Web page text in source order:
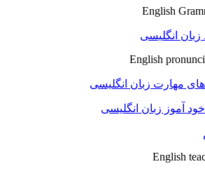
English
انگلیسی
English
مهارت زبان انگلیسی
آموز زبان انگلیسی
English